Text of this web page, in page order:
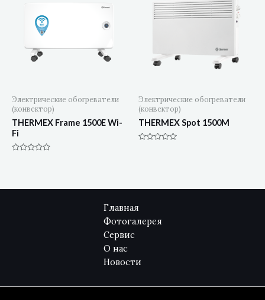
Электрические обогреватели
(конвектор)
THERMEX Frame 1500E Wi-
Fi
Электрические обогреватели
(конвектор)
THERMEX Spot 1500M
Главная
Фотогалерея
Сервис
О нас
Новости